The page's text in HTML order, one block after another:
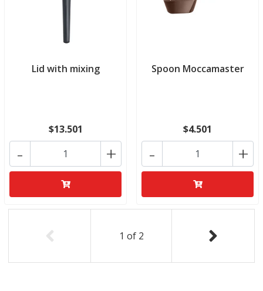
Lid with mixing
$13.501
+
-
Spoon Moccamaster
$4.501
+
-
1 of 2